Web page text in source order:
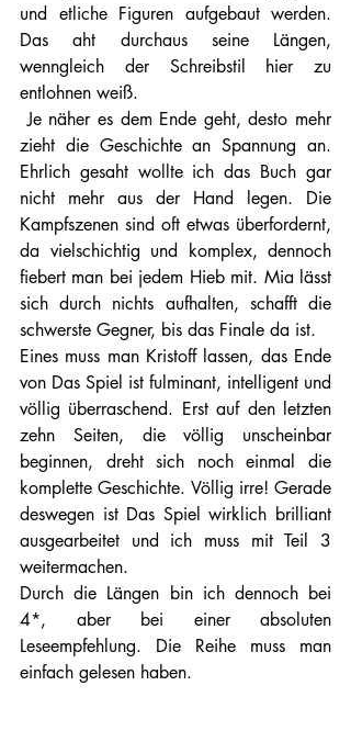
und etliche Figuren aufgebaut werden.
Das aht durchaus seine Längen,
wenngleich der Schreibstil hier zu
entlohnen weiß.
Je näher es dem Ende geht, desto mehr
zieht die Geschichte an Spannung an.
Ehrlich gesaht wollte ich das Buch gar
nicht mehr aus der Hand legen. Die
Kampfszenen sind oft etwas überfordernt,
da vielschichtig und komplex, dennoch
fiebert man bei jedem Hieb mit. Mia lässt
sich durch nichts aufhalten, schafft die
schwerste Gegner, bis das Finale da ist.
Eines muss man Kristoff lassen, das Ende
von Das Spiel ist fulminant, intelligent und
völlig überraschend. Erst auf den letzten
zehn Seiten, die völlig unscheinbar
beginnen, dreht sich noch einmal die
komplette Geschichte. Völlig irre! Gerade
deswegen ist Das Spiel wirklich brilliant
ausgearbeitet und ich muss mit Teil 3
weitermachen.
Durch die Längen bin ich dennoch bei
4*, aber bei einer absoluten
Leseempfehlung. Die Reihe muss man
einfach gelesen haben.